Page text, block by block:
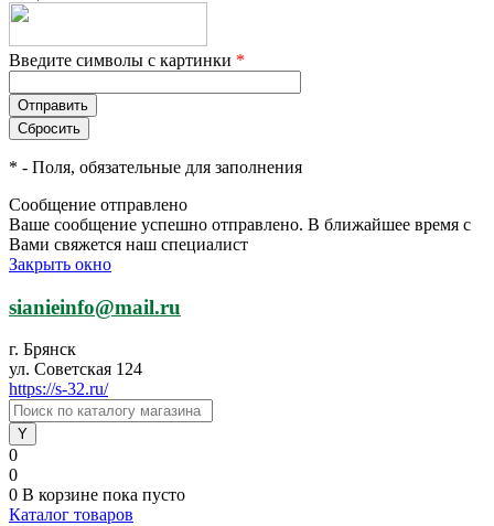
Введите символы с картинки *
* - Поля, обязательные для заполнения
Сообщение отправлено
Ваше сообщение успешно отправлено. В ближайшее время с
Вами свяжется наш специалист
Закрыть окно
sianieinfo@mail.ru
г. Брянск
ул. Советская 124
https://s-32.ru/
0
0
0 В корзине пока пусто
Каталог товаров